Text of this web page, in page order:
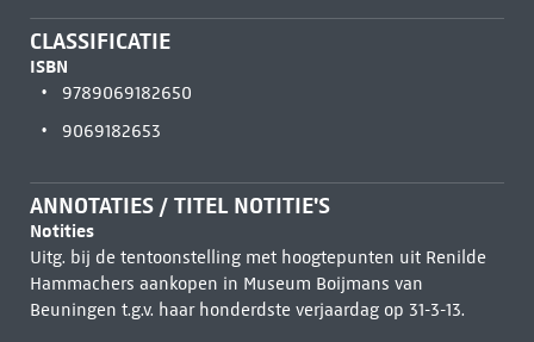
CLASSIFICATIE
ISBN
9789069182650
9069182653
ANNOTATIES / TITEL NOTITIE'S
Notities
Uitg. bij de tentoonstelling met hoogtepunten uit Renilde
Hammachers aankopen in Museum Boijmans van
Beuningen t.g.v. haar honderdste verjaardag op 31-3-13.